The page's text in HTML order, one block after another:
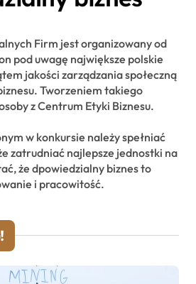
Firm jest organizowany od
pod uwagę największe polskie
jakości zarządzania społeczną
Tworzeniem takiego
z Centrum Etyki Biznesu.
w konkursie należy spełniać
zatrudniać najlepsze jednostki na
że dpowiedzialny biznes to
i pracowitość.